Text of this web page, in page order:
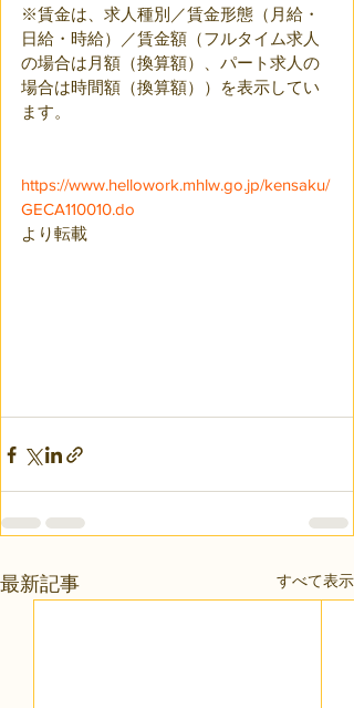
※賃金は、求人種別／賃金形態（月給・
日給・時給）／賃金額（フルタイム求人
の場合は月額（換算額）、パート求人の
場合は時間額（換算額））を表示してい
ます。
https://www.hellowork.mhlw.go.jp/kensaku/
GECA110010.do
より転載
最新記事 すべて表示